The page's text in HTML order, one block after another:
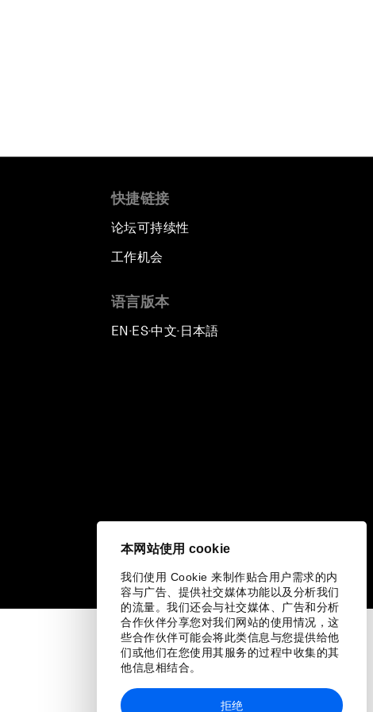
本网站使用 cookie
我们使用 Cookie 来制作贴合用户需求的内
容与广告、提供社交媒体功能以及分析我们
的流量。我们还会与社交媒体、广告和分析
合作伙伴分享您对我们网站的使用情况，这
些合作伙伴可能会将此类信息与您提供给他
们或他们在您使用其服务的过程中收集的其
他信息相结合。
拒绝
快捷链接
论坛可持续性
工作机会
语言版本
EN ▪ES▪中文▪ 日本語